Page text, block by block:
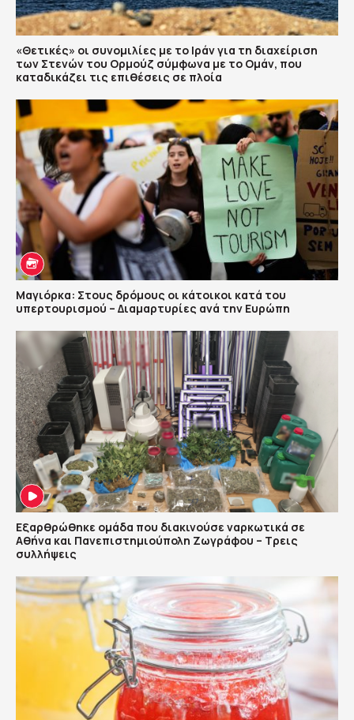
«Θετικές» οι συνομιλίες με το Ιράν για τη διαχείριση
των Στενών του Ορμούζ σύμφωνα με το Ομάν, που
καταδικάζει τις επιθέσεις σε πλοία
Μαγιόρκα: Στους δρόμους οι κάτοικοι κατά του
υπερτουρισμού – Διαμαρτυρίες ανά την Ευρώπη
Εξαρθρώθηκε ομάδα που διακινούσε ναρκωτικά σε
Αθήνα και Πανεπιστημιούπολη Ζωγράφου – Τρεις
συλλήψεις